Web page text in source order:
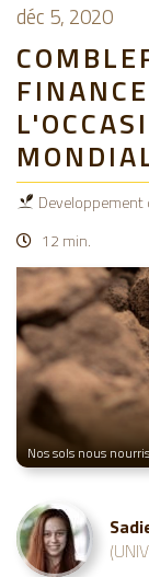
déc 5, 2020
Developpement
12 min.
Nos sols nous